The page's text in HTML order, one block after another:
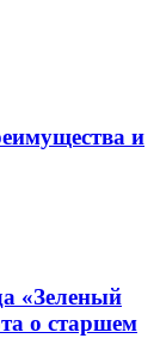
и
«Зеленый
о старшем